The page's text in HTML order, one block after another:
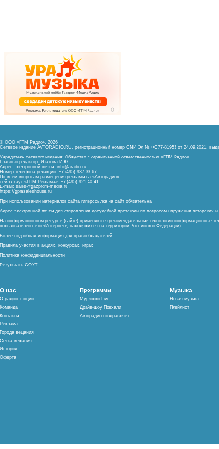
© ООО «ГПМ Радио», 2026
Сетевое издание AVTORADIO.RU, регистрационный номер СМИ Эл № ФС77-81953 от 24.09.2021,
Учредитель сетевого издания: Общество с ограниченной ответственностью «ГПМ Радио»
Главный редактор: Ипатова И.Ю.
Адрес электронной почты: info@aradio.ru
Номер телефона редакции: +7 (495) 937-33-67
По всем вопросам размещения рекламы на «Авторадио»
сейлз-хаус «ГПМ Реклама»: +7 (495) 921-40-41
E-mail: sales@gazprom-media.ru
https://gpmsaleshouse.ru
При использовании материалов сайта гиперссылка на сайт обязательна
Адрес электронной почты для отправления досудебной претензии по вопросам нарушения авторских
На информационном ресурсе (сайте) применяются рекомендательные технологии (информационные
пользователей сети «Интернет», находящихся на территории Российской Федерации)
Более подробная информация для правообладателей
Правила участия в акциях, конкурсах, играх
Политика конфиденциальности
Результаты СОУТ
О нас
О радиостанции
Команда
Контакты
Реклама
Города вещания
Сетка вещания
История
Оферта
Программы
Мурзилки Live
Драйв-шоу Поехали
Авторадио поздравляет
Музыка
Новая музыка
Плейлист